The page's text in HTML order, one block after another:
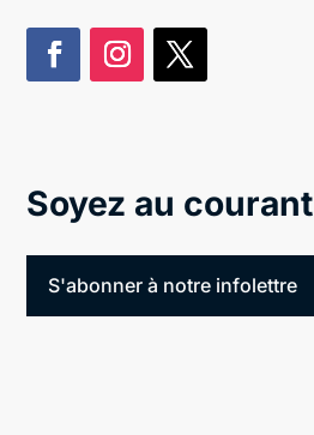
Soyez au courant
S'abonner à notre infolettre